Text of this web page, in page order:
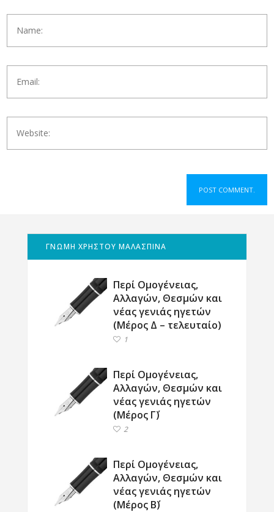
ΓΝΩΜΗ ΧΡΗΣΤΟΥ ΜΑΛΑΣΠΙΝΑ
Περί Ομογένειας,
Αλλαγών, Θεσμών και
νέας γενιάς ηγετών
(Μέρος Δ – τελευταίο)
1
Περί Ομογένειας,
Αλλαγών, Θεσμών και
νέας γενιάς ηγετών
(Μέρος Γ΄)
2
Περί Ομογένειας,
Αλλαγών, Θεσμών και
νέας γενιάς ηγετών
(Μέρος Β΄)